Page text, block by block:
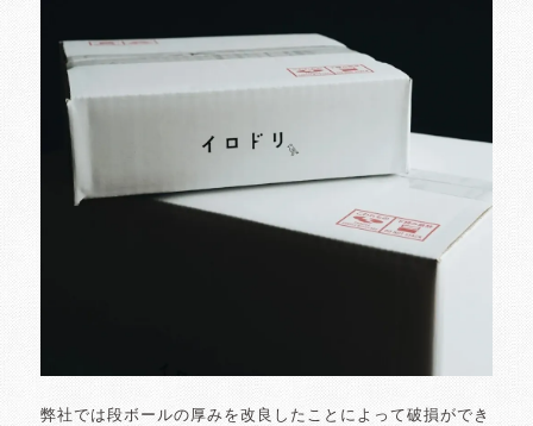
弊社では段ボールの厚みを改良したことによって破損ができ